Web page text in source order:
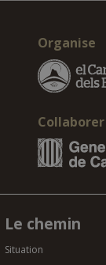
Organise
Collaborer
Le chemin
Situation